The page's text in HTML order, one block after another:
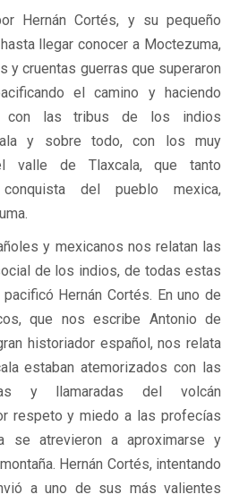
Hernán Cortés, y su pequeño
llegar conocer a Moctezuma,
y cruentas guerras que superaron
el camino y haciendo
con las tribus de los indios
y sobre todo, con los muy
valle de Tlaxcala, que tanto
del pueblo mexica,
y mexicanos nos relatan las
de los indios, de todas estas
Hernán Cortés. En uno de
que nos escribe Antonio de
historiador español, nos relata
estaban atemorizados con las
y llamaradas del volcán
respeto y miedo a las profecías
se atrevieron a aproximarse y
Hernán Cortés, intentando
a uno de sus más valientes